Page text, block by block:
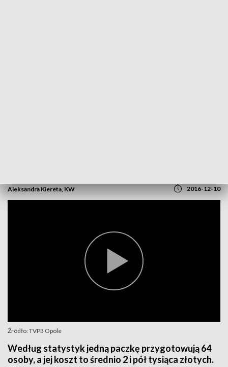
Aleksandra Kiereta, KW 2016-12-10
Źródło: TVP3 Opole
Według statystyk jedną paczkę przygotowują 64
osoby, a jej koszt to średnio 2 i pół tysiąca złotych.